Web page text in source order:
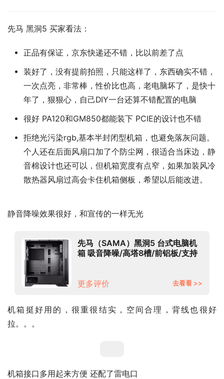
先马 黑洞5 买家看法：
正品有保证，京东快递还不错，比以前差了点
装好了，没有提前拍照，只能这样了，东西确实不错，
一次点亮，非常棒，性价比也高，老电脑坏了，是快十
年了，狠狠心，自己DIY一台还算不错配置的电脑
很好 PA120和GM850都能装下 PCIE的设计也不错
拒绝光污染rgb,基本半封闭型机箱，也避免落灰问题。
个人还在后面风扇口加了个防尘网，很适合当床边，静
音棉设计也还可以，但机箱宽度有点窄，如果加装风冷
散热器风扇过高会卡住机箱侧板，希望以后能改进。
静音降噪效果很好，和宣传的一样无光
先马（SAMA）黑洞5 台式电脑机
箱 吸音降噪/高塔8槽/前铝板/支持
更多评价
去看看 >>
机箱挺好用的，很重很结实，空间合理，背线也很好
拉。。。
机箱接口多用起来方便 还配了雷电口